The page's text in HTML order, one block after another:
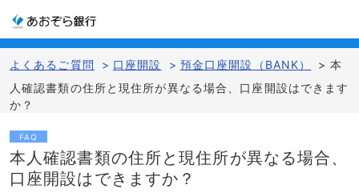
よくあるご質問 > 口座開設 > 預金口座開設（BANK） > 本
人確認書類の住所と現住所が異なる場合、口座開設はできます
か？
FAQ
本人確認書類の住所と現住所が異なる場合、
口座開設はできますか？